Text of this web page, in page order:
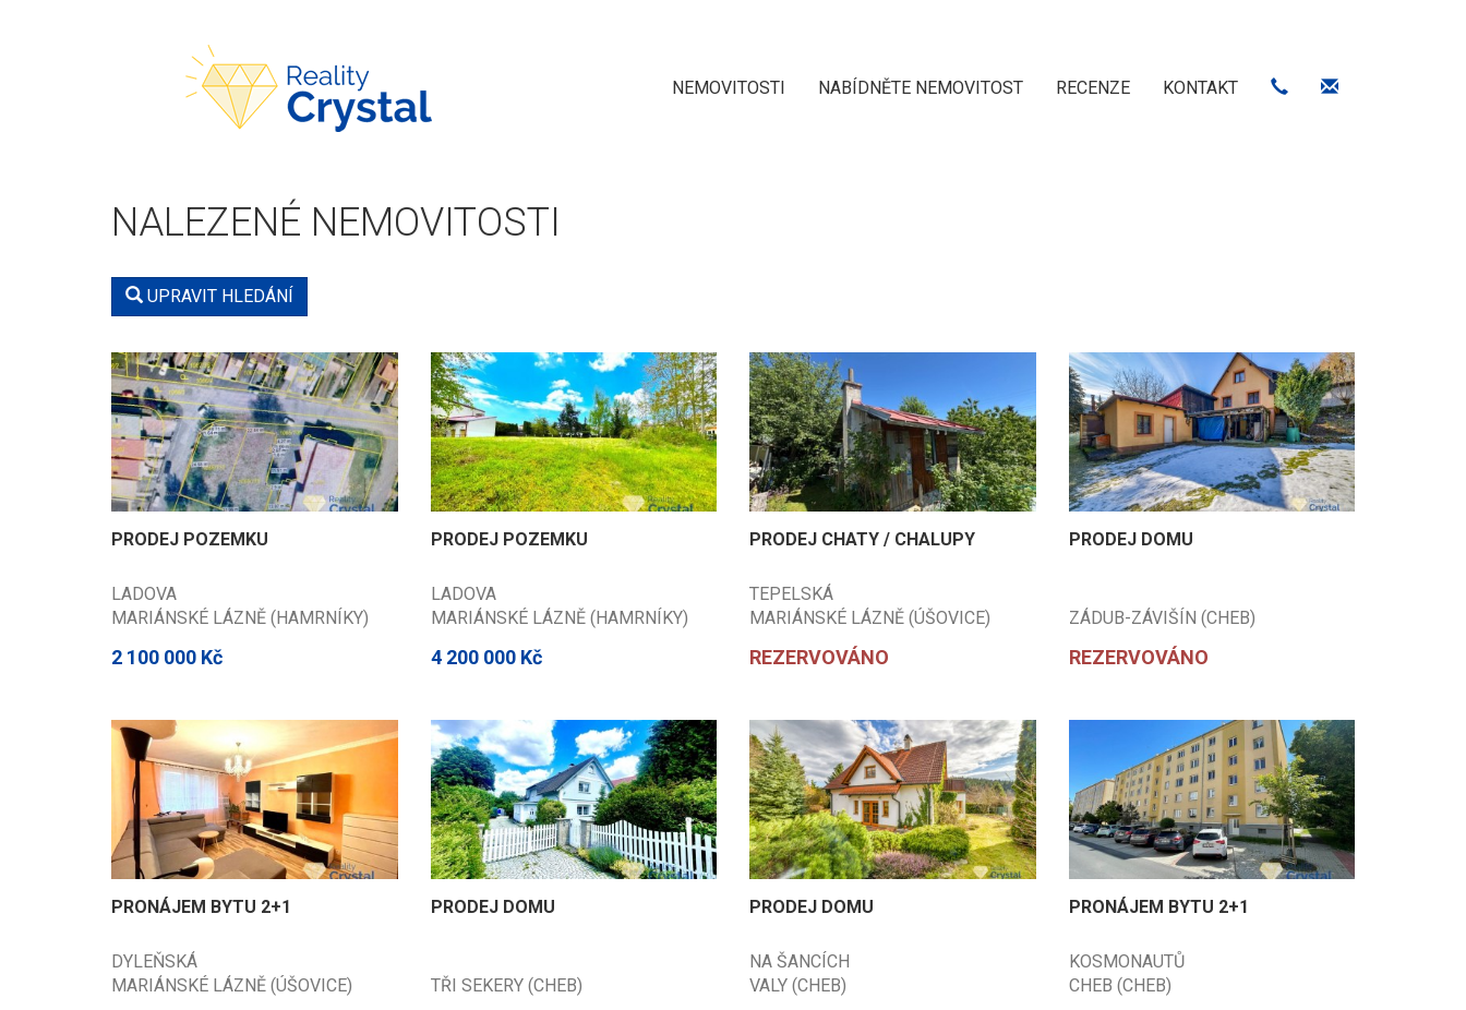
NEMOVITOSTI NABÍDNĚTE NEMOVITOST RECENZE KONTAKT
NALEZENÉ NEMOVITOSTI
UPRAVIT HLEDÁNÍ
PRODEJ POZEMKU
LADOVA
MARIÁNSKÉ LÁZNĚ (HAMRNÍKY)
2 100 000 Kč
PRODEJ POZEMKU
LADOVA
MARIÁNSKÉ LÁZNĚ (HAMRNÍKY)
4 200 000 Kč
PRODEJ CHATY / CHALUPY
TEPELSKÁ
MARIÁNSKÉ LÁZNĚ (ÚŠOVICE)
REZERVOVÁNO
PRODEJ DOMU
ZÁDUB-ZÁVIŠÍN (CHEB)
REZERVOVÁNO
PRONÁJEM BYTU 2+1
DYLEŇSKÁ
MARIÁNSKÉ LÁZNĚ (ÚŠOVICE)
PRODEJ DOMU
TŘI SEKERY (CHEB)
PRODEJ DOMU
NA ŠANCÍCH
VALY (CHEB)
PRONÁJEM BYTU 2+1
KOSMONAUTŮ
CHEB (CHEB)